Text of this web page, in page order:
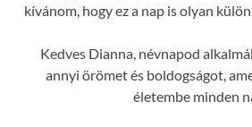
kívánom, hogy ez a nap is olyan
Kedves Dianna, névnapod
annyi örömet és boldogságot,
életembe minden